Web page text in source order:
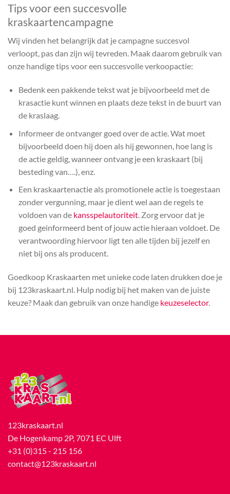
Tips voor een succesvolle
kraskaartencampagne
Wij vinden het belangrijk dat je campagne succesvol
verloopt, pas dan zijn wij tevreden. Maak daarom gebruik van
onze handige tips voor een succesvolle verkoopactie:
Bedenk een pakkende tekst wat je bijvoorbeeld met de
krasactie kunt winnen en plaats deze tekst in de buurt van
de kraslaag.
Informeer de ontvanger goed over de actie. Wat moet
bijvoorbeeld doen hij doen als hij gewonnen, hoe lang is
de actie geldig, wanneer ontvang je een kraskaart (bij
besteding van….), enz.
Een kraskaartenactie als promotionele actie is toegestaan
zonder vergunning, maar je dient wel aan de regels te
voldoen van de kansspelautoriteit. Zorg ervoor dat je
goed geinformeerd bent of jouw actie hieraan voldoet. De
verantwoording hiervoor ligt ten alle tijden bij jezelf en
niet bij ons als producent.
Goedkoop Kraskaarten met unieke code laten drukken doe je
bij 123kraskaart.nl. Hulp nodig bij het maken van de juiste
keuze? Maak dan gebruik van onze handige keuzeselector.
123kraskaart.nl
De Hogenkamp 2P, 7071 EC Ulft
+31 (0)315 - 215 156
contact@123kraskaart.nl